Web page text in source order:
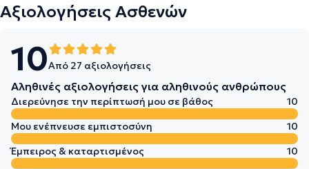
Αξιολογήσεις Ασθενών
10Από 27 αξιολογήσεις
Αληθινές αξιολογήσεις για αληθινούς ανθρώπους
Διερεύνησε την περίπτωσή μου σε βάθος
10
Μου ενέπνευσε εμπιστοσύνη
10
Έμπειρος & καταρτισμένος
10